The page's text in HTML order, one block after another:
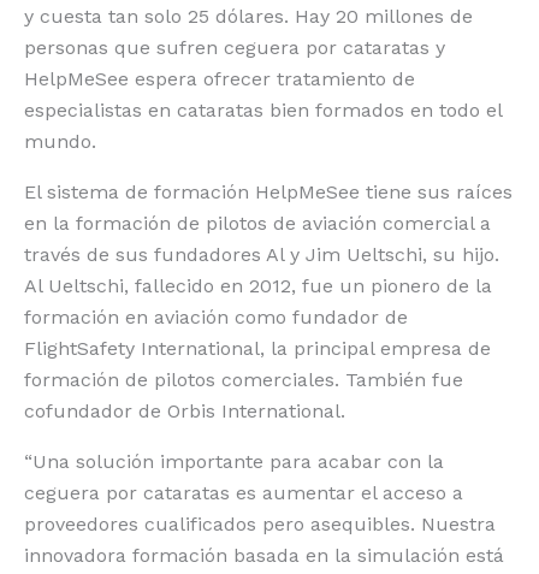
y cuesta tan solo 25 dólares. Hay 20 millones de
personas que sufren ceguera por cataratas y
HelpMeSee espera ofrecer tratamiento de
especialistas en cataratas bien formados en todo el
mundo.
El sistema de formación HelpMeSee tiene sus raíces
en la formación de pilotos de aviación comercial a
través de sus fundadores Al y Jim Ueltschi, su hijo.
Al Ueltschi, fallecido en 2012, fue un pionero de la
formación en aviación como fundador de
FlightSafety International, la principal empresa de
formación de pilotos comerciales. También fue
cofundador de Orbis International.
“Una solución importante para acabar con la
ceguera por cataratas es aumentar el acceso a
proveedores cualificados pero asequibles. Nuestra
innovadora formación basada en la simulación está